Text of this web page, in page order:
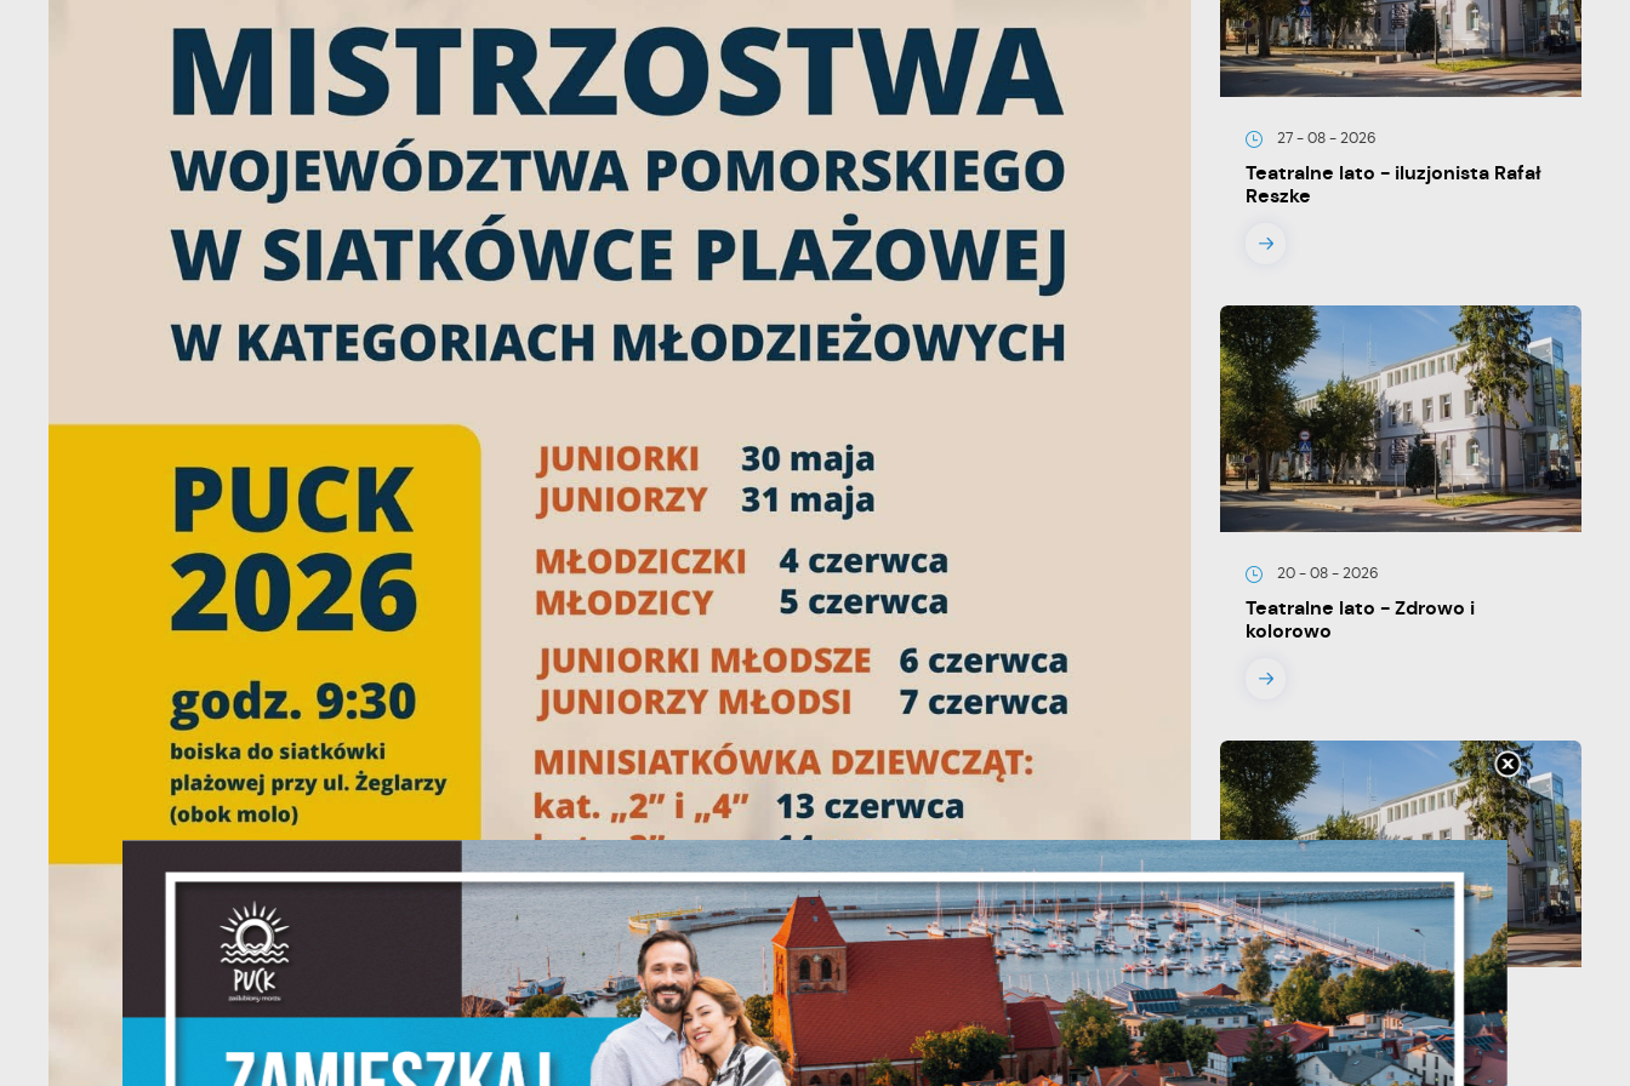
27 - 08 - 2026
Teatralne lato - iluzjonista Rafał
Reszke
20 - 08 - 2026
Teatralne lato - Zdrowo i
kolorowo
13 - 08 - 2026
Teatralne lato - Roszpunka
Ustawienia
Szanujemy Twoją prywatność. Możesz zmienić ustawienia cookies lub zaakceptować je
wszystkie. W dowolnym momencie możesz dokonać zmiany swoich ustawień.
Niezbędne
Niezbędne pliki cookies służą do prawidłowego funkcjonowania strony internetowej i
umożliwiają Ci komfortowe korzystanie z oferowanych przez nas usług.
Pliki cookies odpowiadają na podejmowane przez Ciebie działania w celu m.in.